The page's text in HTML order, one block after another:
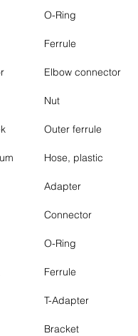
O-Ring
Ferrule
Elbow connector
Nut
Outer ferrule
Hose, plastic
Adapter
Connector
O-Ring
Ferrule
T-Adapter
Bracket